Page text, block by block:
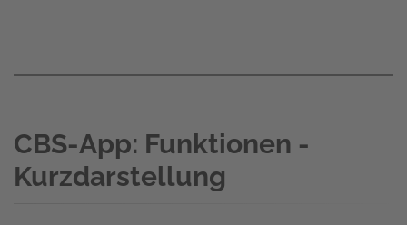
CBS-App: Funktionen -
Kurzdarstellung